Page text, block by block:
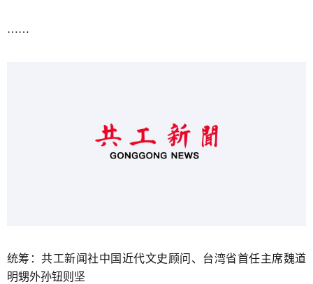
……
统筹：共工新闻社中国近代文史顾问、台湾省首任主席魏道
明甥外孙钮则坚